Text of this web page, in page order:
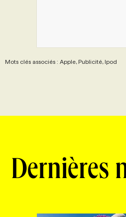
Mots clés associés : Apple, Publicité, Ipod
Dernières